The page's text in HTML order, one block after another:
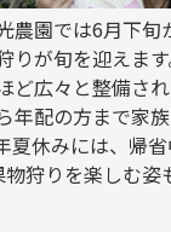
農園では6月下旬
りが旬を迎えます
ど広々と整備さ
年配の方まで家
夏休みには、帰
狩りを楽しむ姿